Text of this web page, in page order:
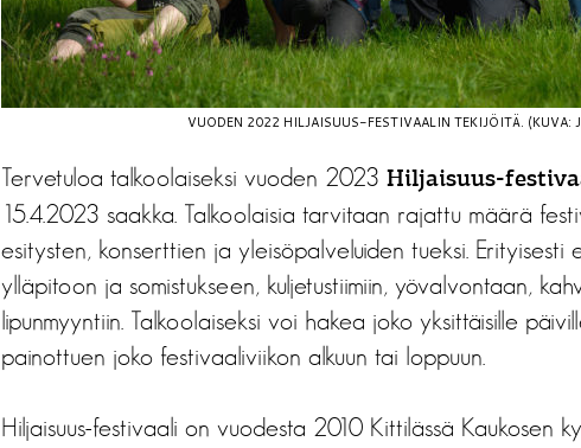
VUODEN 2022 HILJAISUUS-FESTIVAALIN TEKIJÖITÄ. (KUVA:
Tervetuloa talkoolaiseksi vuoden 2023 Hiljaisuus-
15.4.2023 saakka. Talkoolaisia tarvitaan rajattu määrä
esitysten, konserttien ja yleisöpalveluiden tueksi. Erityisesti
ylläpitoon ja somistukseen, kuljetustiimiin, yövalvontaan,
lipunmyyntiin. Talkoolaiseksi voi hakea joko yksittäisille
painottuen joko festivaaliviikon alkuun tai loppuun.
Hiljaisuus-festivaali on vuodesta 2010 Kittilässä Kaukosen